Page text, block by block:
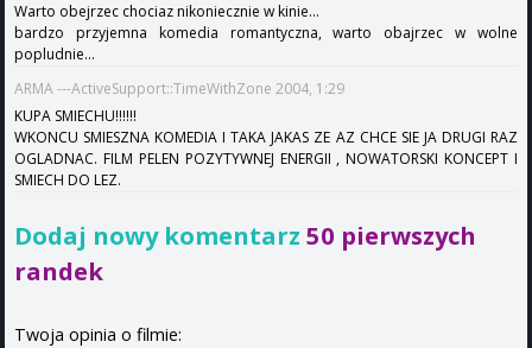
Warto obejrzec chociaz nikoniecznie w kinie...
bardzo przyjemna komedia romantyczna, warto obajrzec w wolne
popludnie...
ARMA ---ActiveSupport::TimeWithZone 2004, 1:29
KUPA SMIECHU!!!!!!
WKONCU SMIESZNA KOMEDIA I TAKA JAKAS ZE AZ CHCE SIE JA DRUGI RAZ
OGLADNAC. FILM PELEN POZYTYWNEJ ENERGII , NOWATORSKI KONCEPT I
SMIECH DO LEZ.
Dodaj nowy komentarz 50 pierwszych
randek
Twoja opinia o filmie: